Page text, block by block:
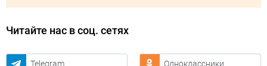
Читайте нас в соц. сетях
Telegram Одноклассники